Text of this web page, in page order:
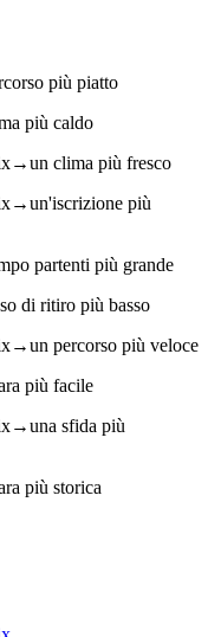
più piatto
più caldo
→un clima più fresco
→un'iscrizione più
partenti più grande
di ritiro più basso
→un percorso più veloce
più facile
→una sfida più
più storica